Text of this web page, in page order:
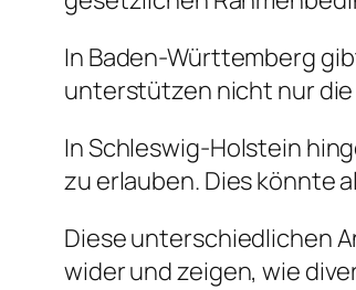
In Baden-Württemberg
unterstützen nicht nur
In Schleswig-Holstein
zu erlauben. Dies könnte
Diese unterschiedlichen
wider und zeigen, wie